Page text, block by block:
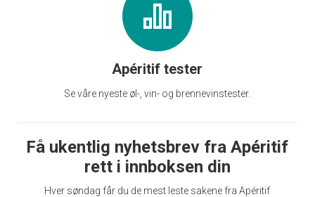
Apéritif tester
Se våre nyeste øl-, vin- og brennevinstester.
Få ukentlig nyhetsbrev fra Apéritif
rett i innboksen din
Hver søndag får du de mest leste sakene fra Apéritif